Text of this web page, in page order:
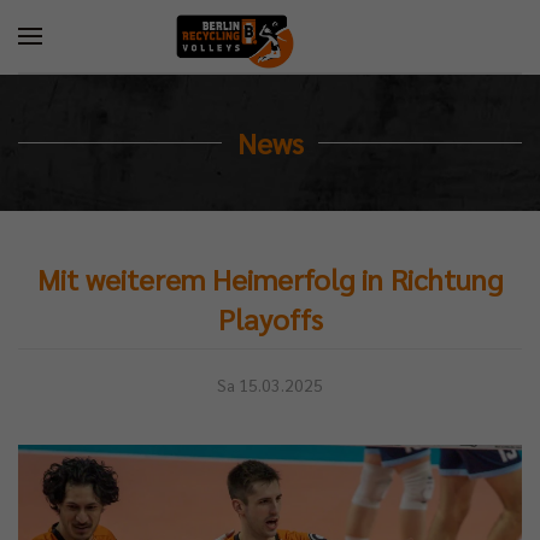
News
Mit weiterem Heimerfolg in Richtung
Playoffs
Sa 15.03.2025